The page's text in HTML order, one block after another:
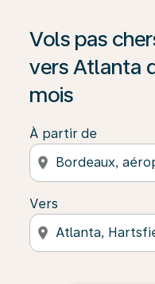
Vols pas
vers Atlanta
mois
À partir de
location_on
Vers
location_on